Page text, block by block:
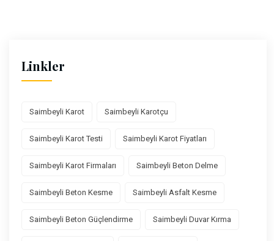
Linkler
Saimbeyli Karot Saimbeyli Karotçu
Saimbeyli Karot Testi Saimbeyli Karot Fiyatları
Saimbeyli Karot Firmaları Saimbeyli Beton Delme
Saimbeyli Beton Kesme Saimbeyli Asfalt Kesme
Saimbeyli Beton Güçlendirme Saimbeyli Duvar Kırma